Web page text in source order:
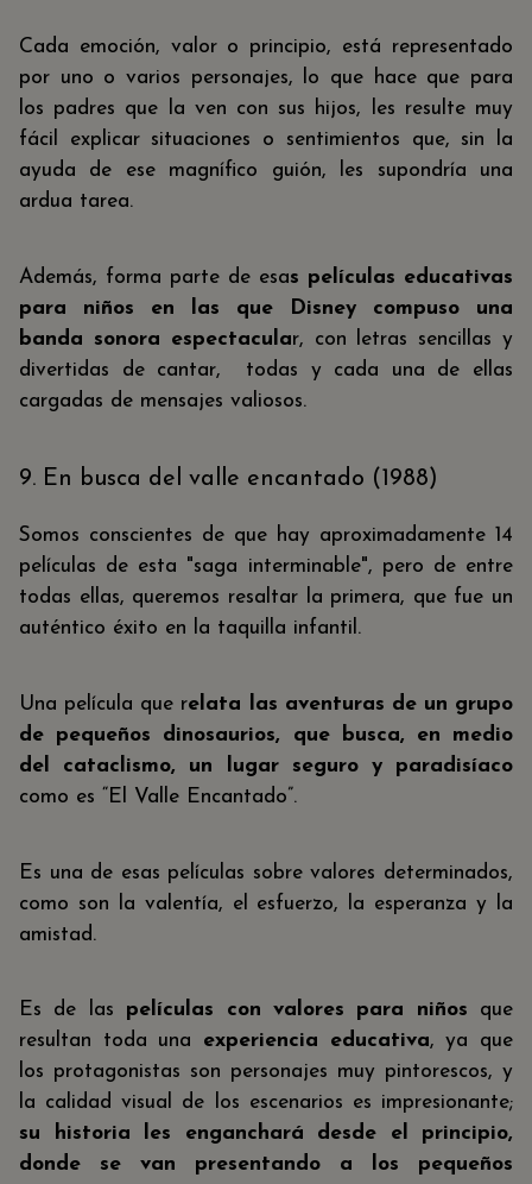
Cada emoción, valor o principio, está representado
por uno o varios personajes, lo que hace que para
los padres que la ven con sus hijos, les resulte muy
fácil explicar situaciones o sentimientos que, sin la
ayuda de ese magnífico guión, les supondría una
ardua tarea.
Además, forma parte de esas películas educativas
para niños en las que Disney compuso una
banda sonora espectacular, con letras sencillas y
divertidas de cantar, todas y cada una de ellas
cargadas de mensajes valiosos.
9. En busca del valle encantado (1988)
Somos conscientes de que hay aproximadamente 14
películas de esta "saga interminable", pero de entre
todas ellas, queremos resaltar la primera, que fue un
auténtico éxito en la taquilla infantil.
Una película que relata las aventuras de un grupo
de pequeños dinosaurios, que busca, en medio
del cataclismo, un lugar seguro y paradisíaco
como es “El Valle Encantado”.
Es una de esas películas sobre valores determinados,
como son la valentía, el esfuerzo, la esperanza y la
amistad.
Es de las películas con valores para niños que
resultan toda una experiencia educativa, ya que
los protagonistas son personajes muy pintorescos, y
la calidad visual de los escenarios es impresionante;
su historia les enganchará desde el principio,
donde se van presentando a los pequeños